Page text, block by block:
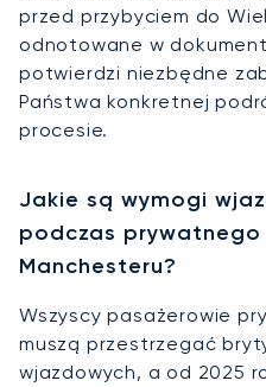
przed przybyciem do
odnotowane w
potwierdzi niezbędne
Państwa konkretnej
procesie.
Jakie są wymogi
podczas
Manchesteru?
Wszyscy pasażerowie
muszą przestrzegać
wjazdowych, a od 2025